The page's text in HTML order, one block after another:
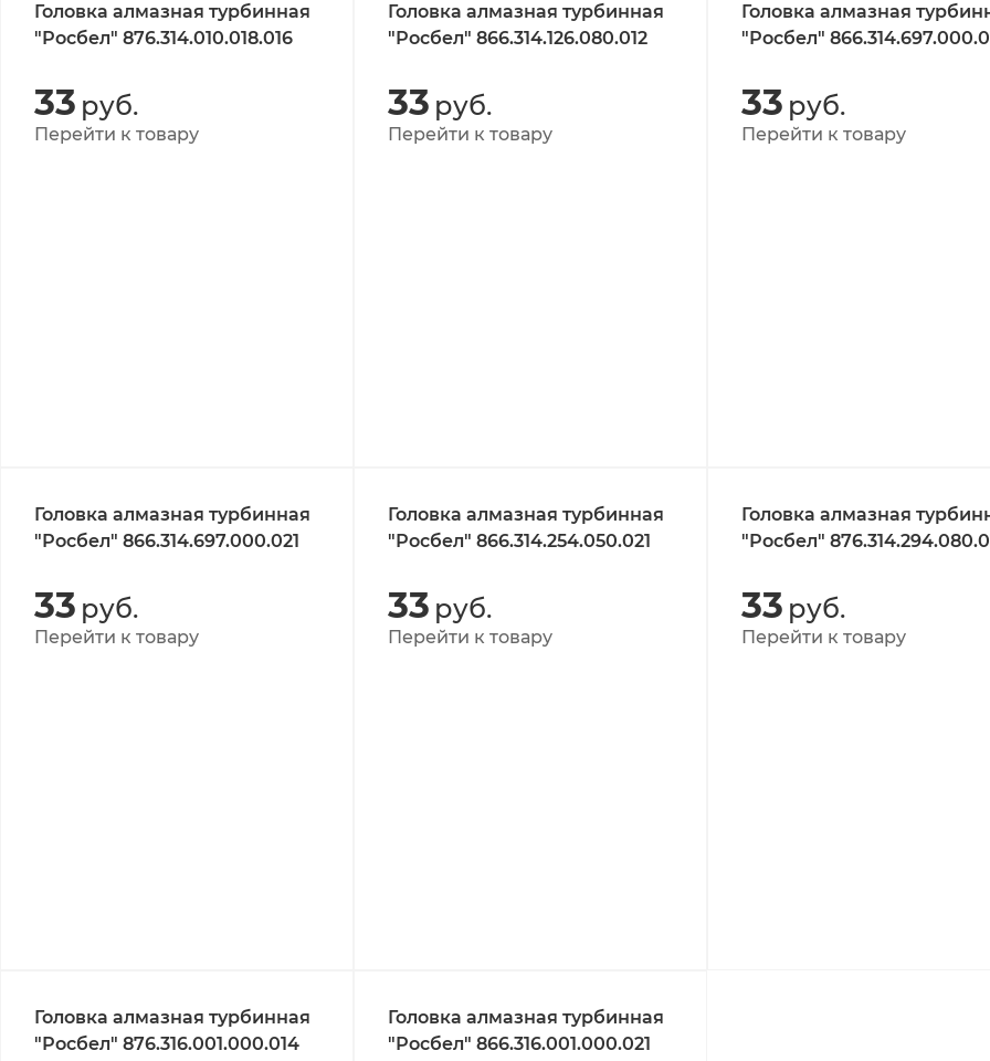
Головка алмазная турбинная
"Росбел" 876.314.010.018.016
33 руб.
Перейти к товару
Головка алмазная турбинная
"Росбел" 866.314.126.080.012
33 руб.
Перейти к товару
Головка алмазная
"Росбел"
33 руб.
Перейти к товару
Головка алмазная турбинная
"Росбел" 866.314.697.000.021
33 руб.
Перейти к товару
Головка алмазная турбинная
"Росбел" 866.314.254.050.021
33 руб.
Перейти к товару
Головка алмазная
"Росбел"
33 руб.
Перейти к товару
Головка алмазная турбинная
"Росбел" 876.316.001.000.014
Головка алмазная турбинная
"Росбел" 866.316.001.000.021